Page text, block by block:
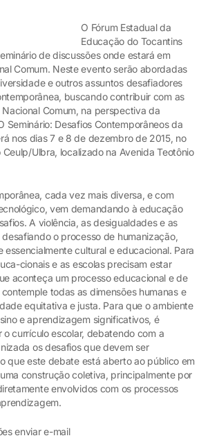
O Fórum Estadual da
Educação do Tocantins
de discussões onde estará em
Comum. Neste evento serão abordadas
e outros assuntos desafiadores
buscando contribuir com as
Comum, na perspectiva da
Seminário: Desafios Contemporâneos da
nos dias 7 e 8 de dezembro de 2015, no
Ulbra, localizado na Avenida Teotônio
cada vez mais diversa, e com
vem demandando à educação
A violência, as desigualdades e as
o processo de humanização,
essencialmente cultural e educacional. Para
cionais e as escolas precisam estar
aconteça um processo educacional e de
todas as dimensões humanas e
equitativa e justa. Para que o ambiente
e aprendizagem significativos, é
o currículo escolar, debatendo com a
os desafios que devem ser
que este debate está aberto ao público em
construção coletiva, principalmente por
envolvidos com os processos
enviar e-mail